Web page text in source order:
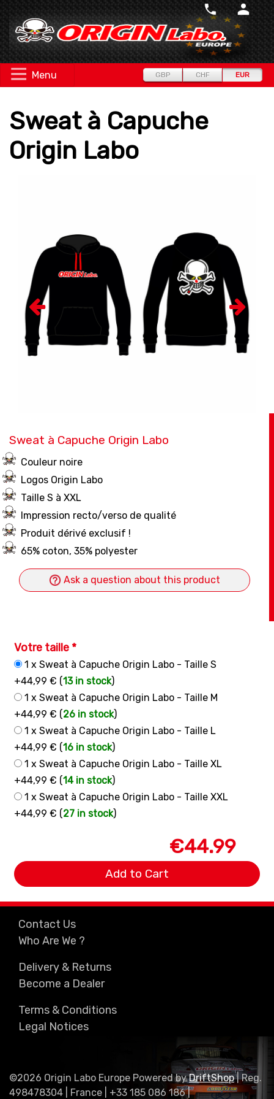
Menu GBP CHF EUR
Sweat à Capuche
Origin Labo
Sweat à Capuche Origin Labo
Couleur noire
Logos Origin Labo
Taille S à XXL
Impression recto/verso de qualité
Produit dérivé exclusif !
65% coton, 35% polyester
Ask a question about this product
Votre taille *
1 x Sweat à Capuche Origin Labo - Taille S
+44,99 € (13 in stock)
1 x Sweat à Capuche Origin Labo - Taille M
+44,99 € (26 in stock)
1 x Sweat à Capuche Origin Labo - Taille L
+44,99 € (16 in stock)
1 x Sweat à Capuche Origin Labo - Taille XL
+44,99 € (14 in stock)
1 x Sweat à Capuche Origin Labo - Taille XXL
+44,99 € (27 in stock)
€44.99
Add to Cart
Contact Us
Who Are We ?
Delivery & Returns
Become a Dealer
Terms & Conditions
Legal Notices
©2026 Origin Labo Europe Powered byDriftShop| Reg.
498478304 | France | +33 185 086 186 |